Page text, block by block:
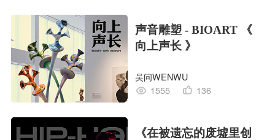
声音雕塑 - BIOART 《
向上声长 》
吴问WENWU
1555
136
《在被遗忘的废墟里创